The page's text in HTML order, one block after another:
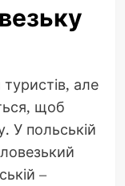
але
щоб
У польській
–